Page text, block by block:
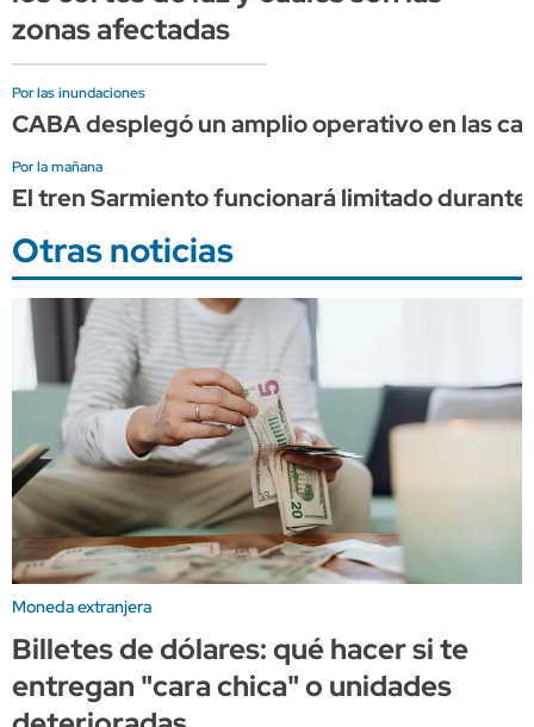
zonas afectadas
Por las inundaciones
CABA desplegó un amplio operativo en las
Por la mañana
El tren Sarmiento funcionará limitado
Otras noticias
Moneda extranjera
Billetes de dólares: qué hacer si te
entregan "cara chica" o unidades